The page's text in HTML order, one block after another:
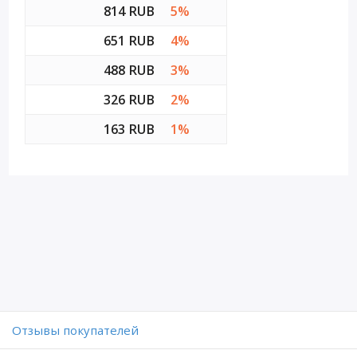
814 RUB
5%
651 RUB
4%
488 RUB
3%
326 RUB
2%
163 RUB
1%
Отзывы покупателей